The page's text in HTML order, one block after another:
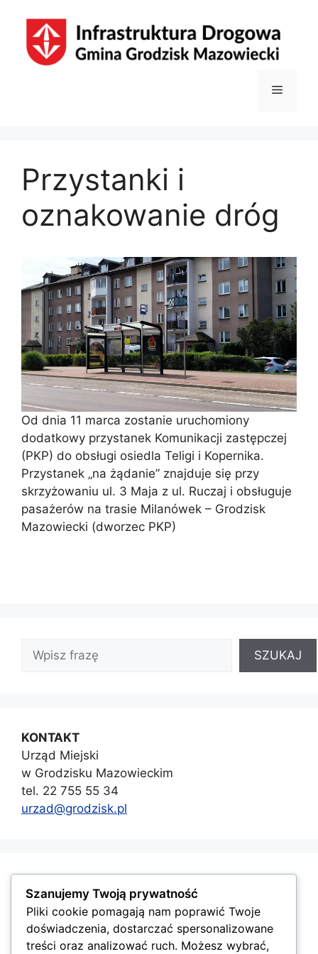
treści
Menu
Przystanki i
oznakowanie dróg
Od dnia 11 marca zostanie uruchomiony
dodatkowy przystanek Komunikacji zastępczej
(PKP) do obsługi osiedla Teligi i Kopernika.
Przystanek „na żądanie” znajduje się przy
skrzyżowaniu ul. 3 Maja z ul. Ruczaj i obsługuje
pasażerów na trasie Milanówek – Grodzisk
Mazowiecki (dworzec PKP)
SZUKAJ
KONTAKT
Urząd Miejski
w Grodzisku Mazowieckim
tel. 22 755 55 34
urzad@grodzisk.pl
Szanujemy Twoją prywatność
Pliki cookie pomagają nam poprawić Twoje
doświadczenia, dostarczać spersonalizowane
treści oraz analizować ruch. Możesz wybrać,